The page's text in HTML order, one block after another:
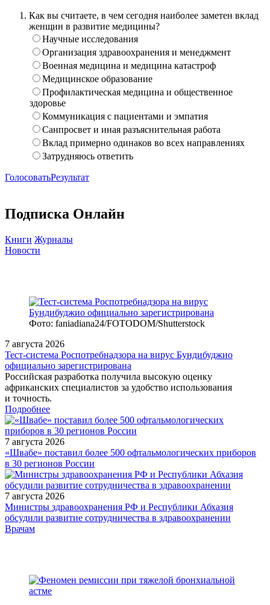
Как вы считаете, в чем сегодня наиболее заметен вклад
женщин в развитие медицины?
Научные исследования
Организация здравоохранения и менеджмент
Военная медицина и медицина катастроф
Медицинское образование
Профилактическая медицина и общественное
здоровье
Коммуникация с пациентами и эмпатия
Санпросвет и иная разъяснительная работа
Вклад примерно одинаков во всех направлениях
Затрудняюсь ответить
ГолосоватьРезультат
Подписка Онлайн
Книги Журналы
Новости
Фото: faniadiana24/FOTODOM/Shutterstock
7 августа 2026
Тест‑система Роспотребнадзора на вирус Бундибуджио
официально зарегистрирована
Российская разработка получила высокую оценку
африканских специалистов за удобство использования
и точность.
Подробнее
7 августа 2026
«Швабе» поставил более 500 офтальмологических приборов
в 30 регионов России
7 августа 2026
Министры здравоохранения РФ и Республики Абхазия
обсудили развитие сотрудничества в здравоохранении
/doctor/neurology/bolevoy-sindrom-pri-zabolevaniyakh-sustavov-
Врачам